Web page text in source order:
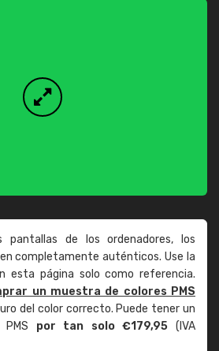
pantallas de los ordenadores, los
completamente auténticos. Use la
esta página solo como referencia.
un muestra de colores PMS
del color correcto. Puede tener un
por tan solo €179,95 (IVA